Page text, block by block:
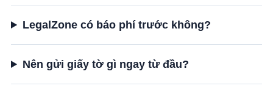
LegalZone có báo phí trước không?
Nên gửi giấy tờ gì ngay từ đầu?